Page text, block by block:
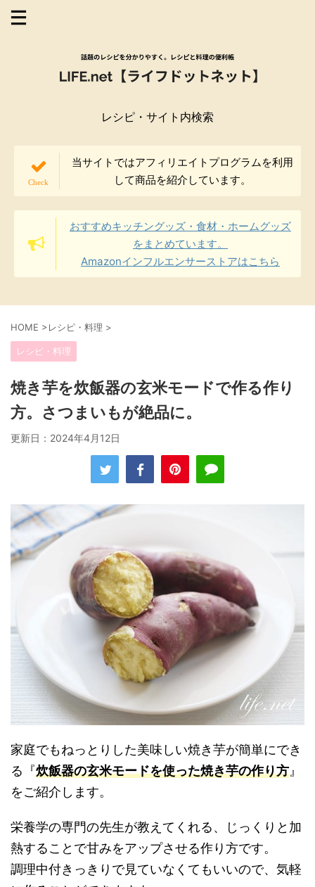
レシピ・サイト内検索
当サイトではアフィリエイトプログラムを利用
して商品を紹介しています。
おすすめキッチングッズ・食材・ホームグッズ
をまとめています。
Amazonインフルエンサーストアはこちら
HOME >レシピ・料理 >
レシピ・料理
焼き芋を炊飯器の玄米モードで作る作り
方。さつまいもが絶品に。
更新日： 2024年4月12日
家庭でもねっとりした美味しい焼き芋が簡単にでき
る『炊飯器の玄米モードを使った焼き芋の作り方 』
をご紹介します。
栄養学の専門の先生が教えてくれる、じっくりと加
熱することで甘みをアップさせる作り方です。
調理中付きっきりで見ていなくてもいいので、気軽